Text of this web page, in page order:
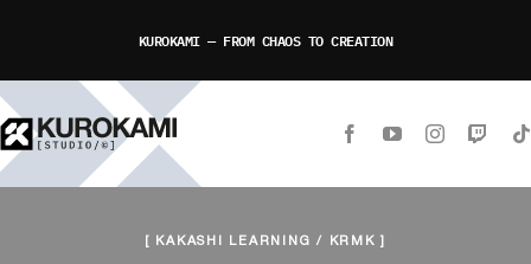
contenu
KUROKAMI — FROM CHAOS TO CREATION
[ KAKASHI LEARNING / KRMK ]